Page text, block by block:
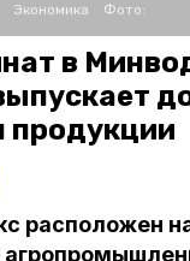
Экономика Фото:
в
продукции
расположен